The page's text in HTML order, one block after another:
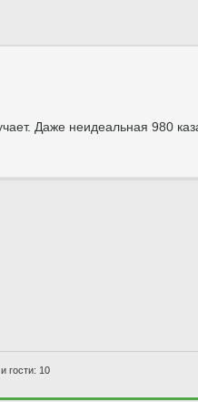
Даже неидеальная 980
гости: 10